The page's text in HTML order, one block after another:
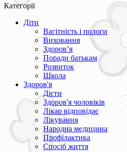
Категорії
Діти
Вагітність і пологи
Виховання
Здоров’я
Поради батькам
Розвиток
Школа
Здоров'я
Дієти
Здоров'я чоловіків
Лікар відповідає
Лікування
Народна медицина
Профілактика
Спосіб життя